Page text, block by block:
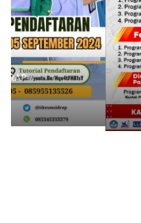
Klik